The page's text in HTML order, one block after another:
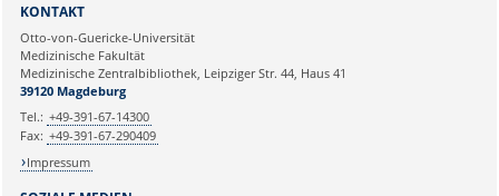
KONTAKT
Otto-von-Guericke-Universität
Medizinische Fakultät
Medizinische Zentralbibliothek, Leipziger Str. 44, Haus 41
39120 Magdeburg
Tel.: +49-391-67-14300
Fax: +49-391-67-290409
Impressum